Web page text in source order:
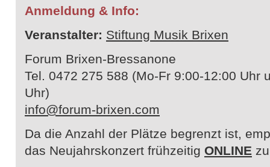
Anmeldung & Info:
Veranstalter: Stiftung Musik Brixen
Forum Brixen-Bressanone
Tel. 0472 275 588 (Mo-Fr 9:00-12:00 Uhr
Uhr)
info@forum-brixen.com
Da die Anzahl der Plätze begrenzt ist,
das Neujahrskonzert frühzeitig ONLINE